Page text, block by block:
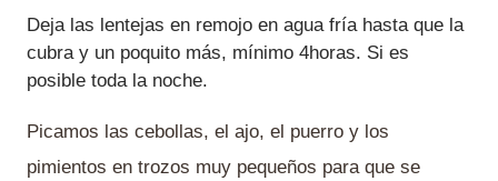
Deja las lentejas en remojo en agua fría hasta que la
cubra y un poquito más, mínimo 4horas. Si es
posible toda la noche.
Picamos las cebollas, el ajo, el puerro y los
pimientos en trozos muy pequeños para que se